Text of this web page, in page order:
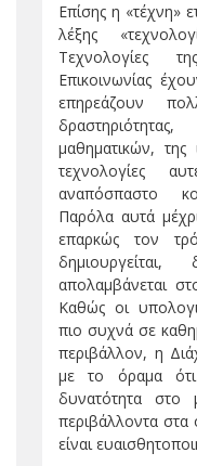
Επίσης η «τέχνη»
λέξης
Τεχνολογίες
Επικοινωνίας
επηρεάζουν
μαθηματικών, της
τεχνολογίες
αναπόσπαστο
Παρόλα αυτά
επαρκώς τον
δημιουργείται,
απολαμβάνεται
Καθώς οι
πιο συχνά σε
περιβάλλον, η
με το όραμα
δυνατότητα
περιβάλλοντα στα
είναι